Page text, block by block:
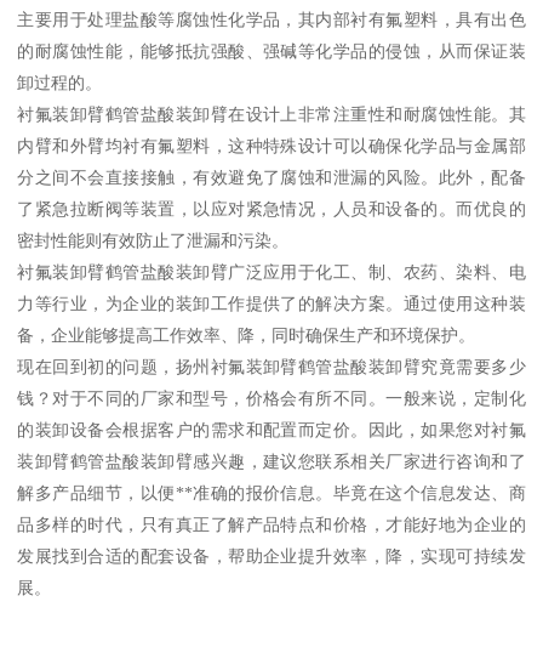
主要用于处理盐酸等腐蚀性化学品，其内部衬有氟塑料，具有出色
的耐腐蚀性能，能够抵抗强酸、强碱等化学品的侵蚀，从而保证装
卸过程的。
衬氟装卸臂鹤管盐酸装卸臂在设计上非常注重性和耐腐蚀性能。其
内臂和外臂均衬有氟塑料，这种特殊设计可以确保化学品与金属部
分之间不会直接接触，有效避免了腐蚀和泄漏的风险。此外，配备
了紧急拉断阀等装置，以应对紧急情况，人员和设备的。而优良的
密封性能则有效防止了泄漏和污染。
衬氟装卸臂鹤管盐酸装卸臂广泛应用于化工、制、农药、染料、电
力等行业，为企业的装卸工作提供了的解决方案。通过使用这种装
备，企业能够提高工作效率、降，同时确保生产和环境保护。
现在回到初的问题，扬州衬氟装卸臂鹤管盐酸装卸臂究竟需要多少
钱？对于不同的厂家和型号，价格会有所不同。一般来说，定制化
的装卸设备会根据客户的需求和配置而定价。因此，如果您对衬氟
装卸臂鹤管盐酸装卸臂感兴趣，建议您联系相关厂家进行咨询和了
解多产品细节，以便**准确的报价信息。毕竟在这个信息发达、商
品多样的时代，只有真正了解产品特点和价格，才能好地为企业的
发展找到合适的配套设备，帮助企业提升效率，降，实现可持续发
展。